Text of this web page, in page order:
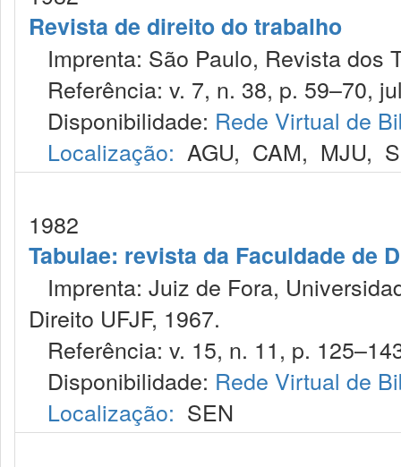
Revista de direito do trabalho
Imprenta: São Paulo, Revista dos
Referência: v. 7, n. 38, p. 59–70,
Disponibilidade: Rede Virtual de
Localização: AGU, CAM, MJU,
1982
Tabulae: revista da Faculdade de
Imprenta: Juiz de Fora,
Direito UFJF, 1967.
Referência: v. 15, n. 11, p.
Disponibilidade: Rede Virtual de
Localização: SEN